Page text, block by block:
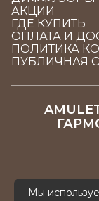
АКЦИИ
ГДЕ КУПИТЬ
ОПЛАТА И
ПОЛИТИКА
ПУБЛИЧНАЯ
Мы